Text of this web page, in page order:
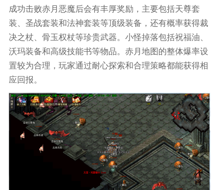
成功击败赤月恶魔后会有丰厚奖励，主要包括天尊套
装、圣战套装和法神套装等顶级装备，还有概率获得裁
决之杖、骨玉权杖等珍贵武器。小怪掉落包括祝福油、
沃玛装备和高级技能书等物品。赤月地图的整体爆率设
置较为合理，玩家通过耐心探索和合理策略都能获得相
应回报。